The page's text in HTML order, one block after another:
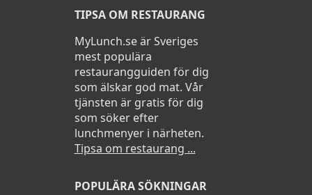
TIPSA OM RESTAURANG
MyLunch.se är Sveriges
mest populära
restaurangguiden för dig
som älskar god mat. Vår
tjänsten är gratis för dig
som söker efter
lunchmenyer i närheten.
Tipsa om restaurang ...
POPULÄRA SÖKNINGAR